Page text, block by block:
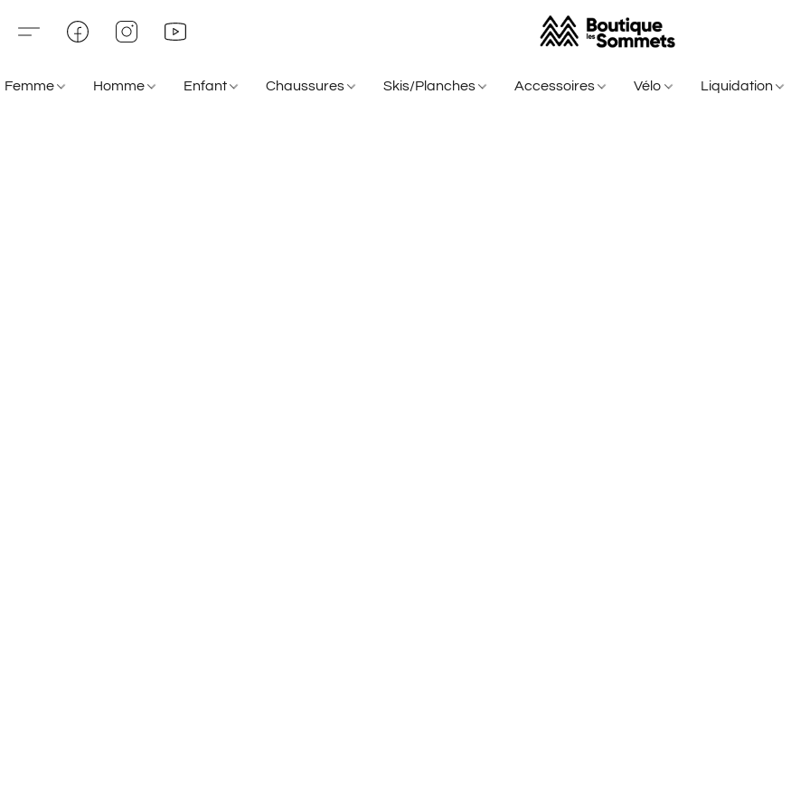
Femme Homme Enfant Chaussures Skis/Planches Accessoires Vélo Liquidation